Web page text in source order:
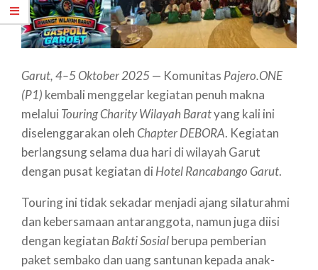
Garut, 4–5 Oktober 2025— Komunitas Pajero.ONE
(P1) kembali menggelar kegiatan penuh makna
melalui Touring Charity Wilayah Baratyang kali ini
diselenggarakan oleh Chapter DEBORA. Kegiatan
berlangsung selama dua hari di wilayah Garut
dengan pusat kegiatan di Hotel Rancabango Garut.
Touring ini tidak sekadar menjadi ajang silaturahmi
dan kebersamaan antaranggota, namun juga diisi
dengan kegiatan Bakti Sosialberupa pemberian
paket sembako dan uang santunan kepada anak-